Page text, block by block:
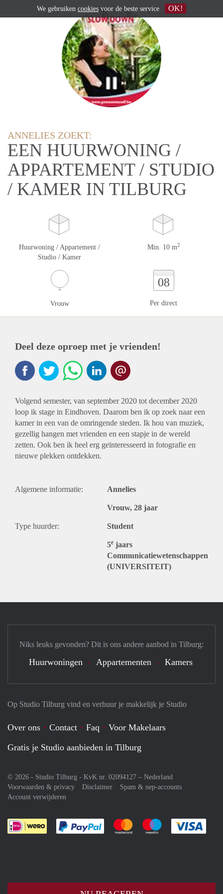
ANNELIES ZOEKT:
EEN HUURWONING /
APPARTEMENT / STUDIO
/ KAMER IN TILBURG
Huurwoning / Appartement /
Studio / Kamer
Min. 10 m2
Vrouw
08
Per direct
Deel deze oproep met je vrienden!
Volgend semester, van september 2020 tot december 2020
loop ik stage in Eindhoven. Daarom ben ik op zoek naar een
kamer in een van de omringende steden. Ik hou van muziek,
gezellig hangen met vrienden en een stapje in de wereld
zetten. Ook ben ik heel erg geïnteresseerd in fotografie en
nieuwe plekken ontdekken.
Algemene informatie: Annelies
Vrouw, 28 jaar
Type huurder: Student
5e jaars
Communicatiewetenschappen
(UNIVERSITEIT)
Op Studio Tilburg vind en verhuur je makkelijk je Studio
Over ons Contact Faq
Voor Makelaars
Gratis je Studio aanbieden in Tilburg
© 2026 - Studio Tilburg - KvK nr. 02094127 – Nederland
Voorwaarden & privacy
Disclaimer
Spam & nep-accounts
Account verwijderen
Je rekent gemakkelijk af met Paypal
Je rekent gemakkelijk af met
Je rekent
Niks leuks gevonden? Dit is ons andere aanbod in Tilburg:
Huurwoningen Appartementen Kamers
We gebruiken cookies voor de beste service OK!